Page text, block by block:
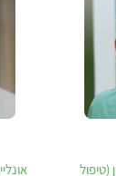
(טיפול